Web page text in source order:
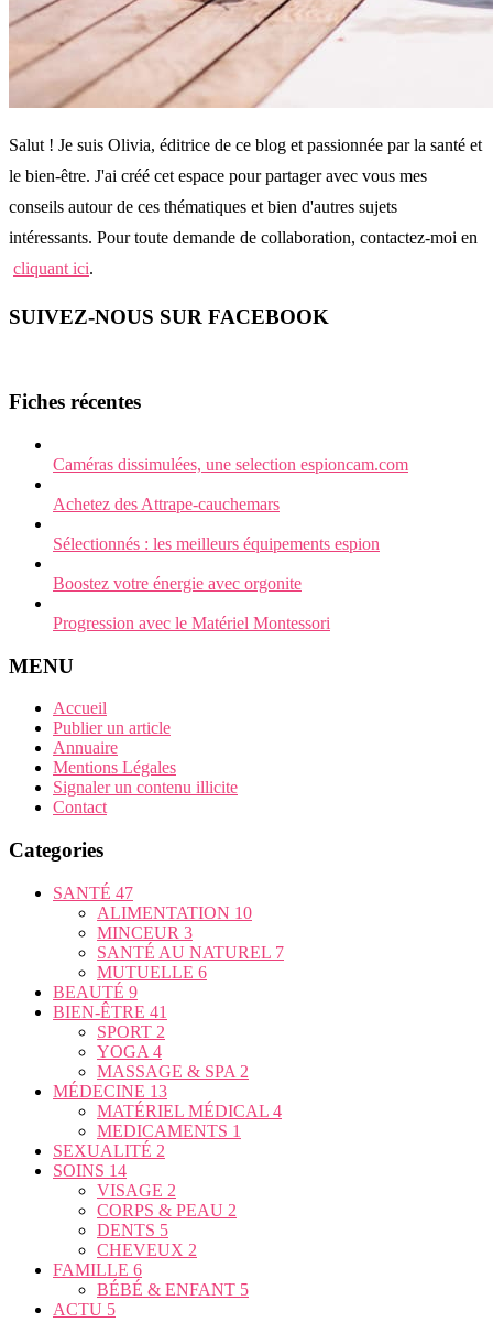
Salut ! Je suis Olivia, éditrice de ce blog et passionnée par la santé et
le bien-être. J'ai créé cet espace pour partager avec vous mes
conseils autour de ces thématiques et bien d'autres sujets
intéressants. Pour toute demande de collaboration, contactez-moi en
cliquant ici.
SUIVEZ-NOUS SUR FACEBOOK
Fiches récentes
Caméras dissimulées, une selection espioncam.com
Achetez des Attrape-cauchemars
Sélectionnés : les meilleurs équipements espion
Boostez votre énergie avec orgonite
Progression avec le Matériel Montessori
MENU
Accueil
Publier un article
Annuaire
Mentions Légales
Signaler un contenu illicite
Contact
Categories
SANTÉ 47
ALIMENTATION 10
MINCEUR 3
SANTÉ AU NATUREL 7
MUTUELLE 6
BEAUTÉ 9
BIEN-ÊTRE 41
SPORT 2
YOGA 4
MASSAGE & SPA 2
MÉDECINE 13
MATÉRIEL MÉDICAL 4
MEDICAMENTS 1
SEXUALITÉ 2
SOINS 14
VISAGE 2
CORPS & PEAU 2
DENTS 5
CHEVEUX 2
FAMILLE 6
BÉBÉ & ENFANT 5
ACTU 5